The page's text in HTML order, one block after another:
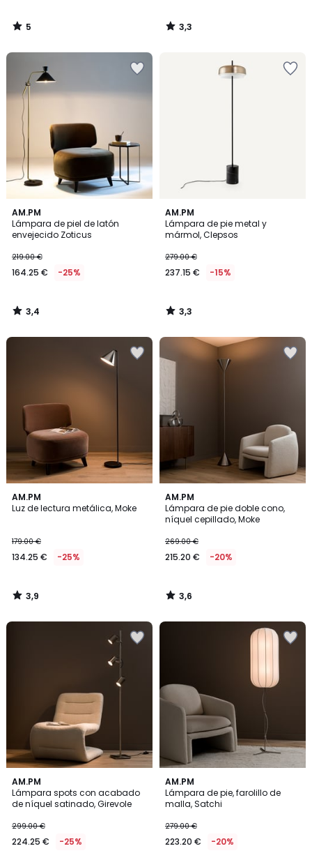
5
/
3,3
/
AM.PM
Lámpara de piel de latón
envejecido Zoticus
219.00 €
164.25 € -25%
3,4
/ 5
3,4
/
AM.PM
Lámpara de pie metal y
mármol, Clepsos
279.00 €
237.15 € -15%
3,3
/ 5
3,3
/
AM.PM
Luz de lectura metálica, Moke
179.00 €
134.25 € -25%
3,9
/ 5
3,9
/
AM.PM
Lámpara de pie doble cono,
níquel cepillado, Moke
269.00 €
215.20 € -20%
3,6
/ 5
3,6
/
AM.PM
Lámpara spots con acabado
de níquel satinado, Girevole
299.00 €
224.25 € -25%
4,1
/ 5
AM.PM
Lámpara de pie, farolillo de
malla, Satchi
279.00 €
223.20 € -20%
3,4
/ 5